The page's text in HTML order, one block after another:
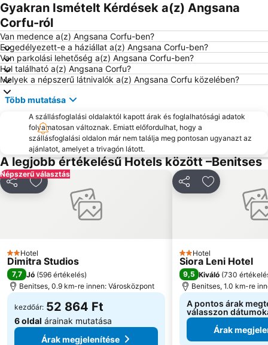
Kontogialos Pelekas Beach
Kassiopi
Achillion
Μoraitika
La Grotta
Issos
Marathias
Butrint
Butrint National Park
Waterpark & Sport Center ''Hydropolis''
Dassia
Liapades
Acharavi
Casino Corfu
Agios Gordis
Kanouli
Myrtiotissa
Kontokali
Aghios Georgios Argirades
Palaiokastritsa Caves
Gyakran Ismételt Kérdések a(z) Angsana
Corfu-ról
Van medence a(z) Angsana Corfu-ben?
Engedélyezett-e a háziállat a(z) Angsana Corfu-ben?
Van parkolási lehetőség a(z) Angsana Corfu-ben?
Hol található a(z) Angsana Corfu?
Melyek a népszerű látnivalók a(z) Angsana Corfu közelében?
Több mutatása
A szállásfoglalási oldalaktól kapott árak és foglalhatósági adatok
folyamatosan változnak. Emiatt előfordulhat, hogy a
szállásfoglalási oldalon már nem találja meg pontosan ugyanazt az
ajánlatot, amelyet a trivagón látott.
A legjobb értékelésű Hotels között –Benitses
Népszerű választás
MegosztásHozzáadás a kedvencekhez
2 Kategória
Hotel
Dimitra Studios
7,7 Jó (596 értékelés)
Benitses, 0.9 km-re innen: Városközpont
kezdőár: 52 864 Ft
6 oldal árainak mutatása
Árak megjelenítése
MegosztásHozzáadás
2 Kategória
Hotel
Siora Leni Hotel
9,5 Kiváló (730
Benitses, 1.0 km-re
A pontos árak
válasszon
Árak